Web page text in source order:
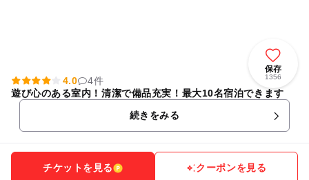
保存
1356
4.0
4件
遊び心のある室内！清潔で備品充実！最大10名宿泊できます
続きをみる
チケットを見る クーポンを見る